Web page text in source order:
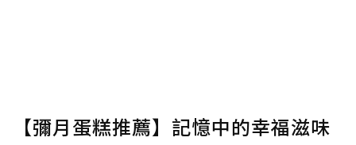
【彌月蛋糕推薦】記憶中的幸福滋味